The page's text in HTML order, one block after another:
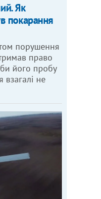
Як
покарання
порушення
право
його пробу
взагалі не